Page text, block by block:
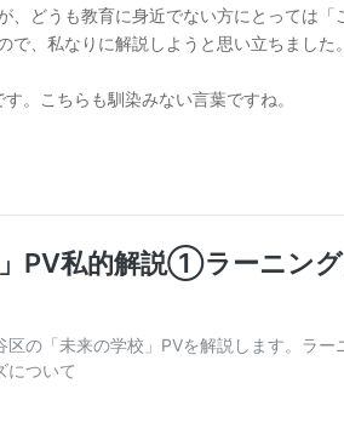
、どうも教育に身近でない方にとっては「
、私なりに解説しようと思い立ちました。
。こちらも馴染みない言葉ですね。